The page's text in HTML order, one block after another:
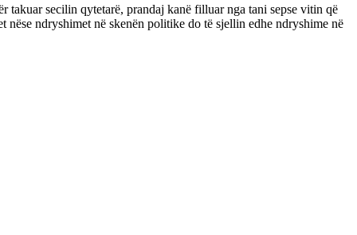
takuar secilin qytetarë, prandaj kanë filluar nga tani sepse vitin që
nëse ndryshimet në skenën politike do të sjellin edhe ndryshime në